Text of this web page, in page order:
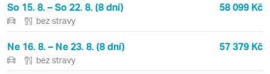
So 15. 8. – So 22. 8. (8 dní) 58 099 Kč
bez stravy
Ne 16. 8. – Ne 23. 8. (8 dní) 57 379 Kč
bez stravy